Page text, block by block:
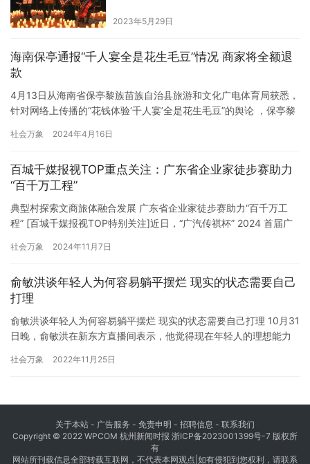
2023年5月29日
海南保亭通报“千人宴全是花生毛豆”情况 商家将全额退
款
4月13日从海南省保亭黎族苗族自治县旅游和文化广电体育局获悉，
针对网络上传播的“花钱体验‘千人宴’全是花生毛豆”的舆论 ，保亭黎
查，网传情况基本属实。 2024年4月12日在保亭影剧院旁举办的“千
属于商业行为。由于参与人数较多，公司在安保和维护…
社会万象 2024年4月16日
百城千媒报视TOP重点关注：广东省企业家徒步赛助力
“百千万工程”
典型村探索文商旅体融合发展 广东省企业家徒步赛助力“百千万工
程” [百城千媒报视TOP特别关注]近日，“广汽传祺杯” 2024 首届广
太和镇白山村拉开序幕。此次活动以赛事为载体，探索搭建资源对
一次对商协会、企业家等社会力量投身乡村振兴浪潮的强力…
社会万象 2024年11月7日
俞敏洪谈年轻人为何容易躺平摆烂 现实的状态需要自己
打理
俞敏洪谈年轻人为何容易躺平摆烂 现实的状态需要自己打理 10月31
日晚，俞敏洪在新东方直播间表示，他觉得现在年轻人的理想能力
摆烂的情况。 年轻人容易对自己还没有面对的现实理想化，而非构
社会万象 2022年11月25日
关于本站 - 广告服务 - 免责申明 - 招聘信息 - 联系我们
Copyright © 2022 WPCOM 杭州新闻时报 浙ICP备2023001399号-7 版权所
有
网站所刊载信息全部转载互联网，不代表本网观点|如有侵犯到您权利，请联系